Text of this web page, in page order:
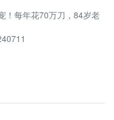
！每年花70万刀，84岁老